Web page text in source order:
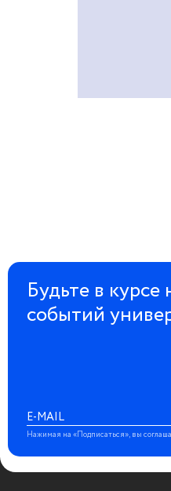
Будьте в курсе
событий
Нажимая на «Подписаться», вы